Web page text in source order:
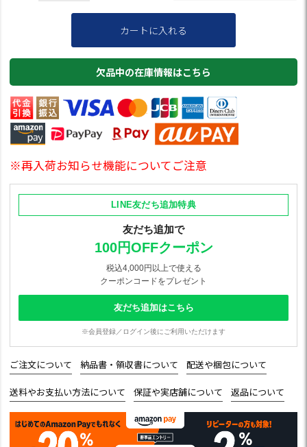
カートに入れる
欠品中の在庫情報はこちら
※再入荷お知らせ機能についてご注意
LINE友だち追加特典
友だち追加で
100円OFFクーポン
税込4,000円以上で使える
クーポンコードをプレゼント
友だち追加はこちら
※会員登録／ログイン後にご利用いただけます
ご注文について 納品書・領収書について 配送や梱包について
送料やお支払い方法について 保証や実店舗について 返品について